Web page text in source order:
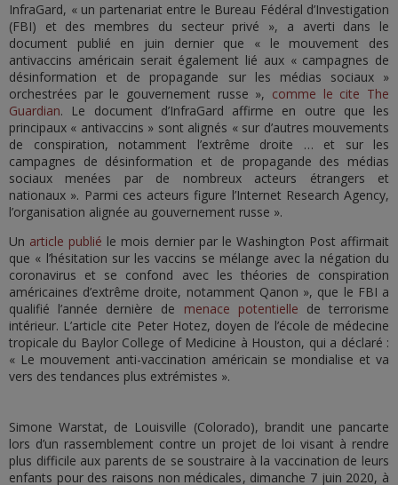
InfraGard, « un partenariat entre le Bureau Fédéral d’Investigation
(FBI) et des membres du secteur privé », a averti dans le
document publié en juin dernier que « le mouvement des
antivaccins américain serait également lié aux « campagnes de
désinformation et de propagande sur les médias sociaux »
orchestrées par le gouvernement russe », comme le cite The
Guardian. Le document d’InfraGard affirme en outre que les
principaux « antivaccins » sont alignés « sur d’autres mouvements
de conspiration, notamment l’extrême droite … et sur les
campagnes de désinformation et de propagande des médias
sociaux menées par de nombreux acteurs étrangers et
nationaux ». Parmi ces acteurs figure l’Internet Research Agency,
l’organisation alignée au gouvernement russe ».
Un article publié le mois dernier par le Washington Post affirmait
que « l’hésitation sur les vaccins se mélange avec la négation du
coronavirus et se confond avec les théories de conspiration
américaines d’extrême droite, notamment Qanon », que le FBI a
qualifié l’année dernière de menace potentielle de terrorisme
intérieur. L’article cite Peter Hotez, doyen de l’école de médecine
tropicale du Baylor College of Medicine à Houston, qui a déclaré :
« Le mouvement anti-vaccination américain se mondialise et va
vers des tendances plus extrémistes ».
Simone Warstat, de Louisville (Colorado), brandit une pancarte
lors d’un rassemblement contre un projet de loi visant à rendre
plus difficile aux parents de se soustraire à la vaccination de leurs
enfants pour des raisons non médicales, dimanche 7 juin 2020, à